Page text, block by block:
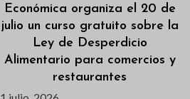
Económica organiza el 20 de
julio un curso gratuito sobre la
Ley de Desperdicio
Alimentario para comercios y
restaurantes